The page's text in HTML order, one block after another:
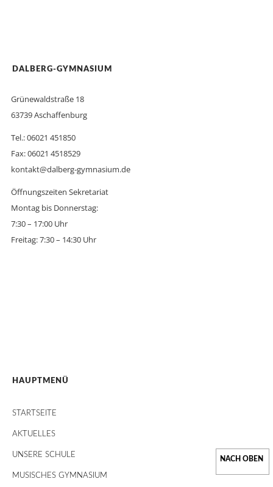
DALBERG-GYMNASIUM
Grünewaldstraße 18
63739 Aschaffenburg
Tel.: 06021 451850
Fax: 06021 4518529
kontakt@dalberg-gymnasium.de
Öffnungszeiten Sekretariat
Montag bis Donnerstag:
7:30 – 17:00 Uhr
Freitag: 7:30 – 14:30 Uhr
HAUPTMENÜ
STARTSEITE
AKTUELLES
UNSERE SCHULE
MUSISCHES GYMNASIUM